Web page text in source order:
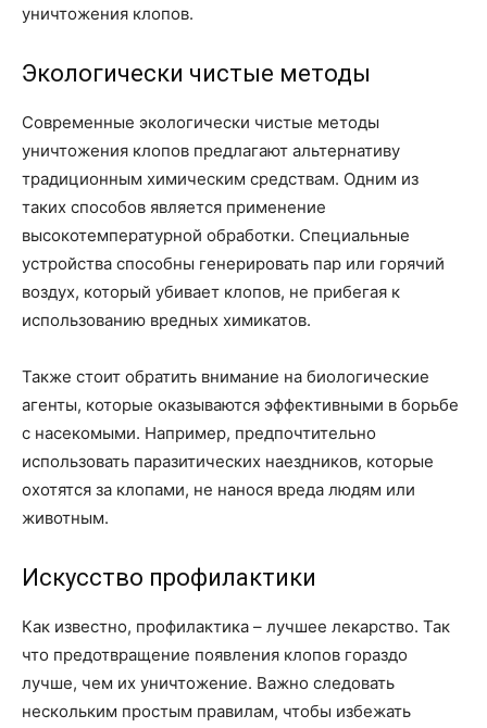
уничтожения клопов.
Экологически чистые методы
Современные экологически чистые методы
уничтожения клопов предлагают альтернативу
традиционным химическим средствам. Одним из
таких способов является применение
высокотемпературной обработки. Специальные
устройства способны генерировать пар или горячий
воздух, который убивает клопов, не прибегая к
использованию вредных химикатов.
Также стоит обратить внимание на биологические
агенты, которые оказываются эффективными в борьбе
с насекомыми. Например, предпочтительно
использовать паразитических наездников, которые
охотятся за клопами, не нанося вреда людям или
животным.
Искусство профилактики
Как известно, профилактика – лучшее лекарство. Так
что предотвращение появления клопов гораздо
лучше, чем их уничтожение. Важно следовать
нескольким простым правилам, чтобы избежать